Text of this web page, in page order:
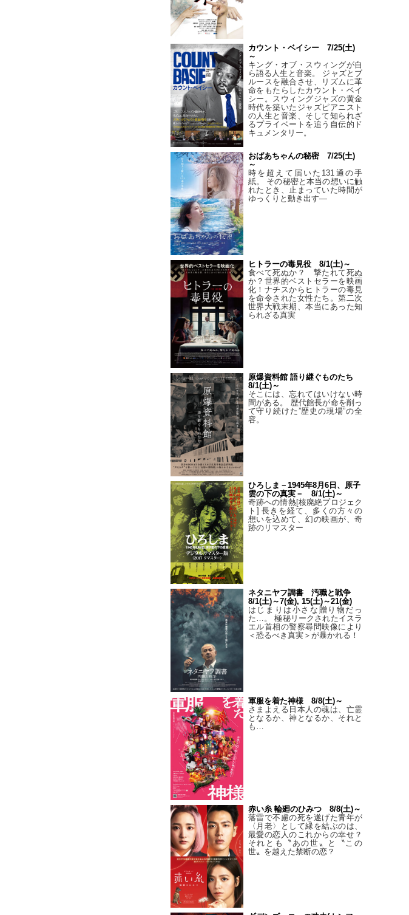
カウント・ベイシー 7/25(土)
～
キング・オブ・スウィングが自
ら語る人生と音楽。 ジャズとブ
ルースを融合させ、リズムに革
命をもたらしたカウント・ベイ
シー。スウィングジャズの黄金
時代を築いたジャズピアニスト
の人生と音楽、そして知られざ
るプライベートを追う自伝的ド
キュメンタリー。
おばあちゃんの秘密 7/25(土)
～
時を超えて届いた131通の手
紙。 その秘密と本当の想いに触
れたとき、止まっていた時間が
ゆっくりと動き出す―
ヒトラーの毒見役 8/1(土)～
食べて死ぬか？ 撃たれて死ぬ
か？世界的ベストセラーを映画
化！ナチスからヒトラーの毒見
を命令された女性たち。第二次
世界大戦末期、本当にあった知
られざる真実
原爆資料館 語り継ぐものたち
8/1(土)～
そこには、忘れてはいけない時
間がある。 歴代館長が命を削っ
て守り続けた”歴史の現場”の全
容。
ひろしま－1945年8月6日、原子
雲の下の真実－ 8/1(土)～
奇跡への情熱[核廃絶プロジェク
ト] 長きを経て、多くの方々の
想いを込めて、幻の映画が、奇
跡のリマスター
ネタニヤフ調書 汚職と戦争
8/1(土)～7(金), 15(土)～21(金)
はじまりは小さな贈り物だっ
た…。 極秘リークされたイスラ
エル首相の警察尋問映像により
＜恐るべき真実＞が暴かれる！
軍服を着た神様 8/8(土)～
さまよえる日本人の魂は、亡霊
となるか、神となるか、それと
も…
赤い糸 輪廻のひみつ 8/8(土)～
落雷で不慮の死を遂げた青年が
〈月老〉として縁を結ぶのは、
最愛の恋人のこれからの幸せ？
それとも〝あの世〟と〝この
世〟を越えた禁断の恋？